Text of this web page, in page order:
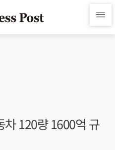
차 120량 1600억 규